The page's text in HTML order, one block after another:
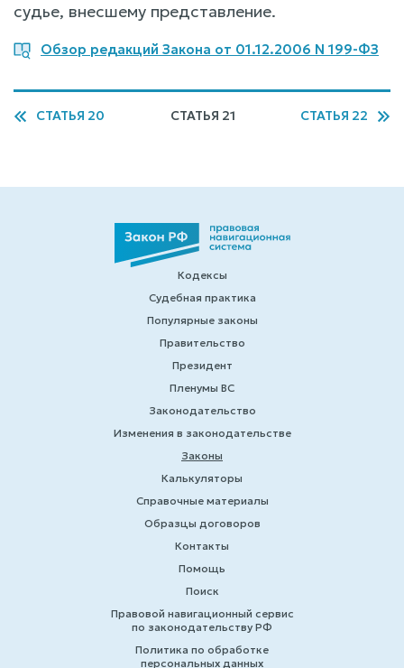
судье, внесшему представление.
Обзор редакций Закона от 01.12.2006 N 199-ФЗ
СТАТЬЯ 20 СТАТЬЯ 21 СТАТЬЯ 22
Кодексы
Судебная практика
Популярные законы
Правительство
Президент
Пленумы ВС
Законодательство
Изменения в законодательстве
Законы
Калькуляторы
Справочные материалы
Образцы договоров
Контакты
Помощь
Поиск
Правовой навигационный сервис
по законодательству РФ
Политика по обработке
персональных данных